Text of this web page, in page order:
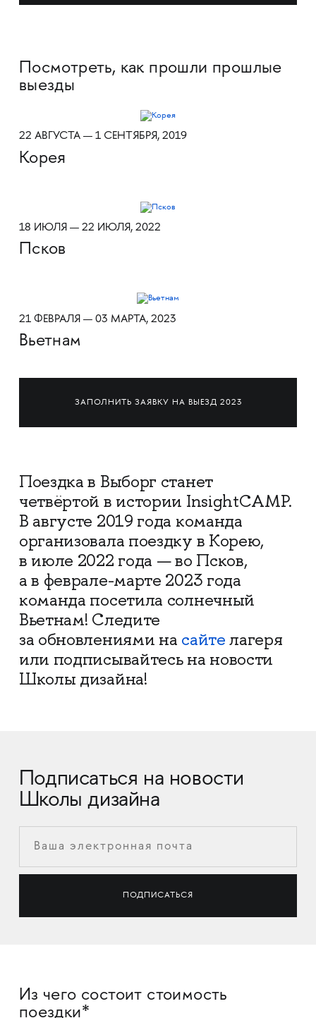
Посмотреть, как прошли прошлые
выезды
22 АВГУСТА — 1 СЕНТЯБРЯ, 2019
Корея
18 ИЮЛЯ — 22 ИЮЛЯ, 2022
Псков
21 ФЕВРАЛЯ — 03 МАРТА, 2023
Вьетнам
ЗАПОЛНИТЬ ЗАЯВКУ НА ВЫЕЗД 2023
Поездка в Выборг станет
четвёртой в истории InsightCAMP.
В августе 2019 года команда
организовала поездку в Корею,
в июле 2022 года — во Псков,
а в феврале-марте 2023 года
команда посетила солнечный
Вьетнам! Следите
за обновлениями на сайте лагеря
или подписывайтесь на новости
Школы дизайна!
Подписаться на новости
Школы дизайна
Из чего состоит стоимость
поездки*